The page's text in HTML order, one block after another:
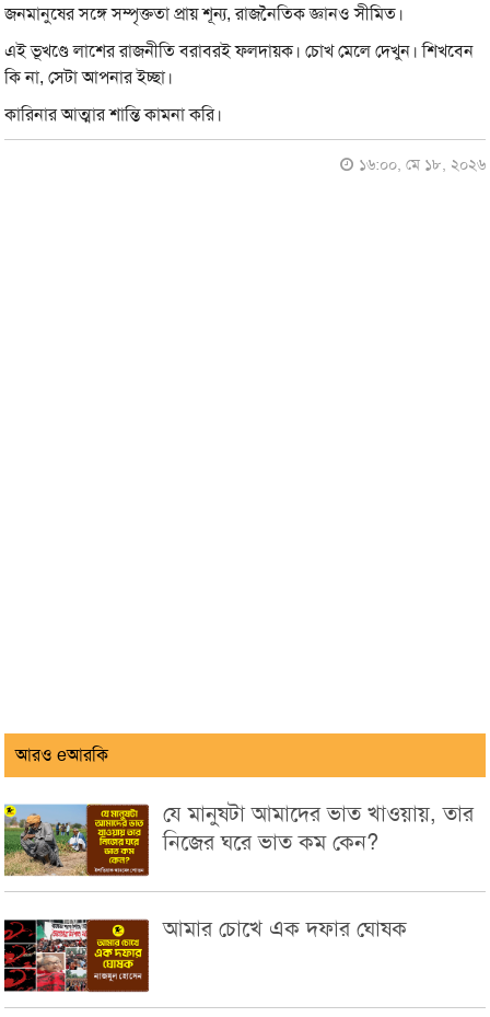
জনমানুষের সঙ্গে সম্পৃক্ততা প্রায় শূন্য, রাজনৈতিক জ্ঞানও সীমিত।
এই ভূখণ্ডে লাশের রাজনীতি বরাবরই ফলদায়ক। চোখ মেলে দেখুন। শিখবেন
কি না, সেটা আপনার ইচ্ছা।
কারিনার আত্মার শান্তি কামনা করি।
১৬:০০, মে ১৮, ২০২৬
আরও eআরকি
যে মানুষটা আমাদের ভাত খাওয়ায়, তার
নিজের ঘরে ভাত কম কেন?
আমার চোখে এক দফার ঘোষক